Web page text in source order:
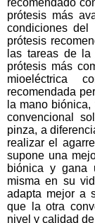
recomendado
prótesis más
condiciones del
prótesis
las tareas de
prótesis más
mioeléctrica
recomendada
la mano
convencional
pinza, a
realizar el
supone una
biónica y gana
misma en su
adapta mejor a
que la otra
nivel y calidad